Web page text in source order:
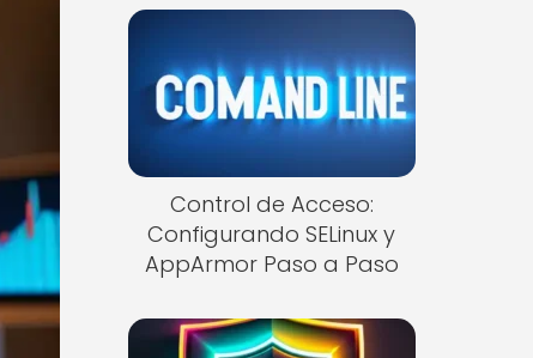
Control de Acceso:
Configurando SELinux y
AppArmor Paso a Paso